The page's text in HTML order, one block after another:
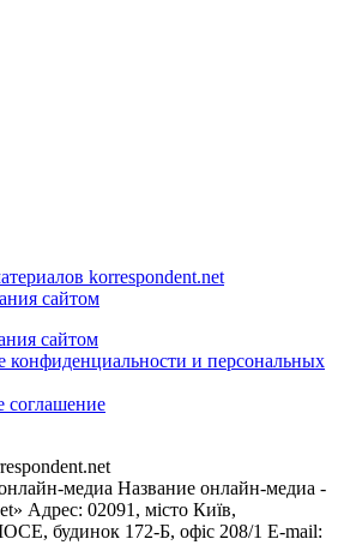
korrespondent.net
сайтом
сайтом
конфиденциальности и персональных
соглашение
медиа Название онлайн-медиа -
Адрес: 02091, місто Київ,
будинок 172-Б, офіс 208/1 E-mail: